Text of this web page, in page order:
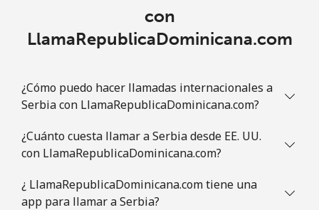
con
LlamaRepublicaDominicana.com
¿Cómo puedo hacer llamadas internacionales a
Serbia con LlamaRepublicaDominicana.com?
¿Cuánto cuesta llamar a Serbia desde EE. UU.
con LlamaRepublicaDominicana.com?
¿ LlamaRepublicaDominicana.com tiene una
app para llamar a Serbia?